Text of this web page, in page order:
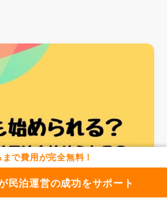
費用が完全無料！
泊運営の成功をサポート